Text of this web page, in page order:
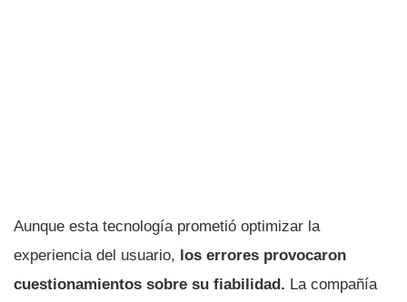
Aunque esta tecnología prometió optimizar la
experiencia del usuario, los errores provocaron
cuestionamientos sobre su fiabilidad. La compañía